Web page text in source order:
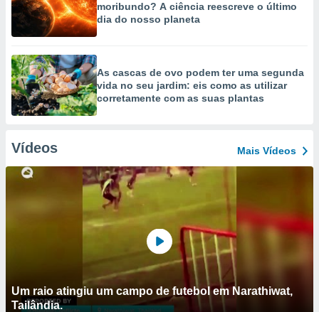
moribundo? A ciência reescreve o último
dia do nosso planeta
As cascas de ovo podem ter uma segunda
vida no seu jardim: eis como as utilizar
corretamente com as suas plantas
Vídeos Mais Vídeos
Um raio atingiu um campo de futebol em Narathiwat,
Tailândia.